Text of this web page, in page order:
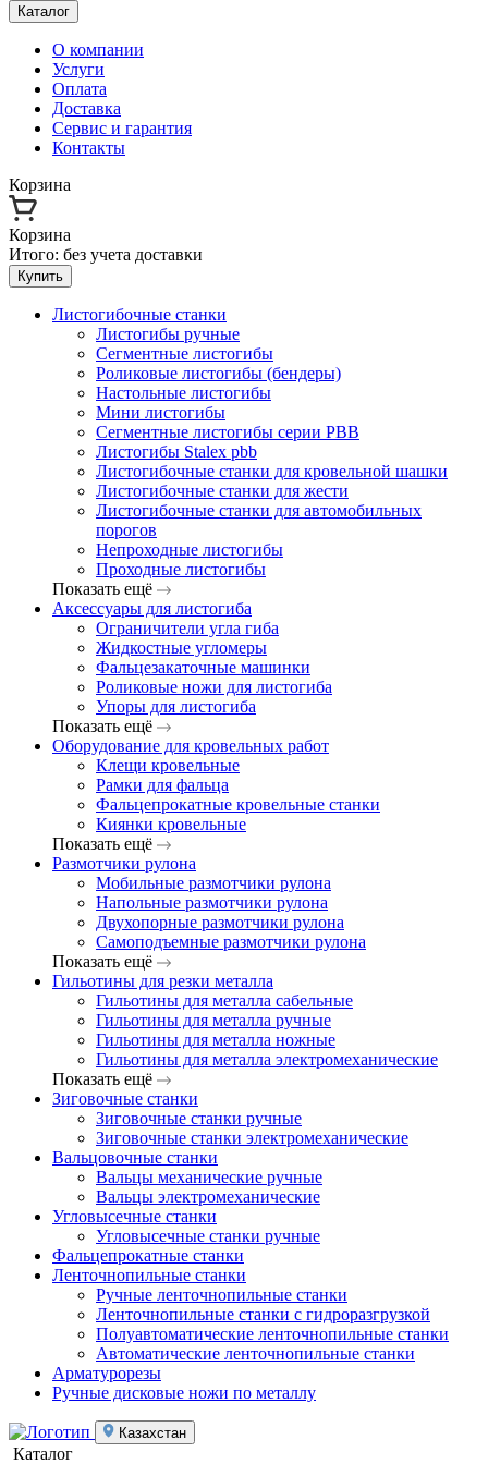
Каталог
О компании
Услуги
Оплата
Доставка
Сервис и гарантия
Контакты
Корзина
Корзина
Итого: без учета доставки
Купить
Листогибочные станки
Листогибы ручные
Сегментные листогибы
Роликовые листогибы (бендеры)
Настольные листогибы
Мини листогибы
Сегментные листогибы серии PBB
Листогибы Stalex pbb
Листогибочные станки для кровельной шашки
Листогибочные станки для жести
Листогибочные станки для автомобильных
порогов
Непроходные листогибы
Проходные листогибы
Показать ещё
Аксессуары для листогиба
Ограничители угла гиба
Жидкостные угломеры
Фальцезакаточные машинки
Роликовые ножи для листогиба
Упоры для листогиба
Показать ещё
Оборудование для кровельных работ
Клещи кровельные
Рамки для фальца
Фальцепрокатные кровельные станки
Киянки кровельные
Показать ещё
Размотчики рулона
Мобильные размотчики рулона
Напольные размотчики рулона
Двухопорные размотчики рулона
Самоподъемные размотчики рулона
Показать ещё
Гильотины для резки металла
Гильотины для металла сабельные
Гильотины для металла ручные
Гильотины для металла ножные
Гильотины для металла электромеханические
Показать ещё
Зиговочные станки
Зиговочные станки ручные
Зиговочные станки электромеханические
Вальцовочные станки
Вальцы механические ручные
Вальцы электромеханические
Угловысечные станки
Угловысечные станки ручные
Фальцепрокатные станки
Ленточнопильные станки
Ручные ленточнопильные станки
Ленточнопильные станки с гидроразгрузкой
Полуавтоматические ленточнопильные станки
Автоматические ленточнопильные станки
Арматурорезы
Ручные дисковые ножи по металлу
Казахстан
Каталог